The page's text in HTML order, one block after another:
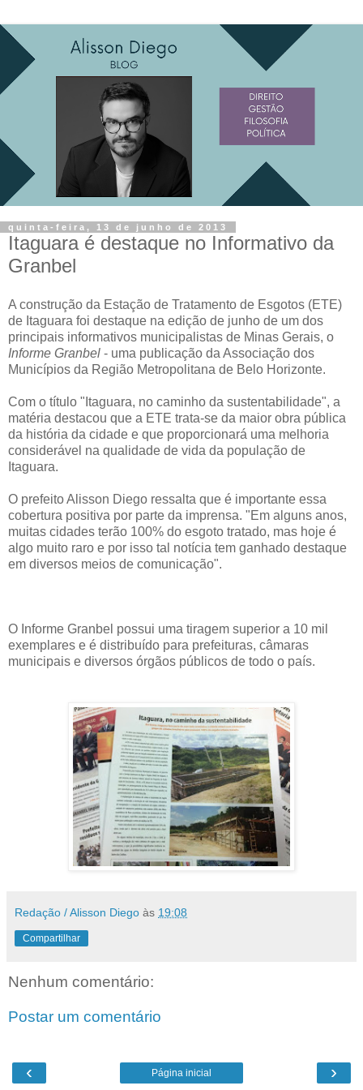
quinta-feira, 13 de junho de 2013
Itaguara é destaque no Informativo da
Granbel
A construção da Estação de Tratamento de Esgotos (ETE)
de Itaguara foi destaque na edição de junho de um dos
principais informativos municipalistas de Minas Gerais, o
Informe Granbel - uma publicação da Associação dos
Municípios da Região Metropolitana de Belo Horizonte.
Com o título "Itaguara, no caminho da sustentabilidade", a
matéria destacou que a ETE trata-se da maior obra pública
da história da cidade e que proporcionará uma melhoria
considerável na qualidade de vida da população de
Itaguara.
O prefeito Alisson Diego ressalta que é importante essa
cobertura positiva por parte da imprensa. "Em alguns anos,
muitas cidades terão 100% do esgoto tratado, mas hoje é
algo muito raro e por isso tal notícia tem ganhado destaque
em diversos meios de comunicação".
O Informe Granbel possui uma tiragem superior a 10 mil
exemplares e é distribuído para prefeituras, câmaras
municipais e diversos órgãos públicos de todo o país.
Redação / Alisson Diego às 19:08
Compartilhar
Nenhum comentário:
Postar um comentário
‹ ›
Página inicial